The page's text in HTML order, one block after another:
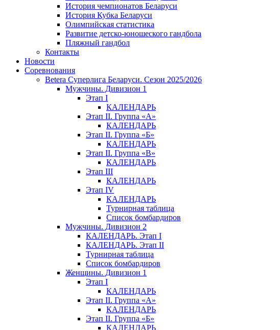
История чемпионатов Беларуси
История Кубка Беларуси
Олимпийская статистика
Развитие детско-юношеского гандбола
Пляжный гандбол
Контакты
Новости
Соревнования
Betera Суперлига Беларуси. Сезон 2025/2026
Мужчины. Дивизион 1
Этап I
КАЛЕНДАРЬ
Этап II. Группа «А»
КАЛЕНДАРЬ
Этап II. Группа «Б»
КАЛЕНДАРЬ
Этап II. Группа «В»
КАЛЕНДАРЬ
Этап III
КАЛЕНДАРЬ
Этап IV
КАЛЕНДАРЬ
Турнирная таблица
Список бомбардиров
Мужчины. Дивизион 2
КАЛЕНДАРЬ. Этап I
КАЛЕНДАРЬ. Этап II
Турнирная таблица
Список бомбардиров
Женщины. Дивизион 1
Этап I
КАЛЕНДАРЬ
Этап II. Группа «А»
КАЛЕНДАРЬ
Этап II. Группа «Б»
КАЛЕНДАРЬ